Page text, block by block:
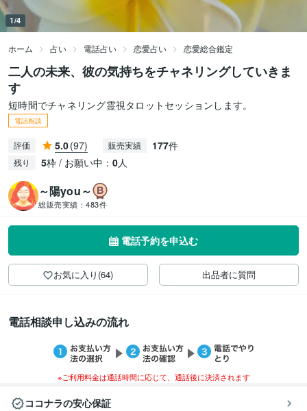
1/4
ホーム 占い 電話占い 恋愛占い 恋愛総合鑑定
二人の未来、彼の気持ちをチャネリングしていきま
す
短時間でチャネリング霊視タロットセッションします。
電話相談
評価 5.0(97) 販売実績 177件
残り 5枠 / お願い中： 0人
～陽you～
総販売実績： 483件
電話予約を申込む
お気に入り(64) 出品者に質問
電話相談申し込みの流れ
※ご利用料金は通話時間に応じて、通話後に決済されます
ココナラの安心保証